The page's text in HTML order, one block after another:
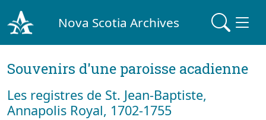
Nova Scotia Archives
Souvenirs d'une paroisse acadienne
Les registres de St. Jean-Baptiste,
Annapolis Royal, 1702-1755